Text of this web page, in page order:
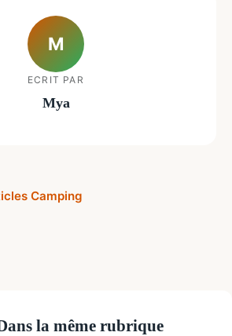
M
ECRIT PAR
Mya
Camping
la même rubrique